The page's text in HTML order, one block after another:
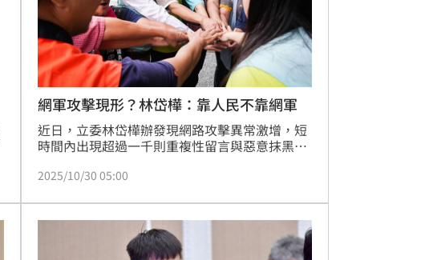
網軍攻擊現形？林岱樺：靠人民不靠網軍
近日，立委林岱樺辦發現網路攻擊異常激增，短
時間內出現超過一千則重複性留言與惡意抹黑，
時間一致，疑似由同一家公關公司，透過群控系
2025/10/30 05:00